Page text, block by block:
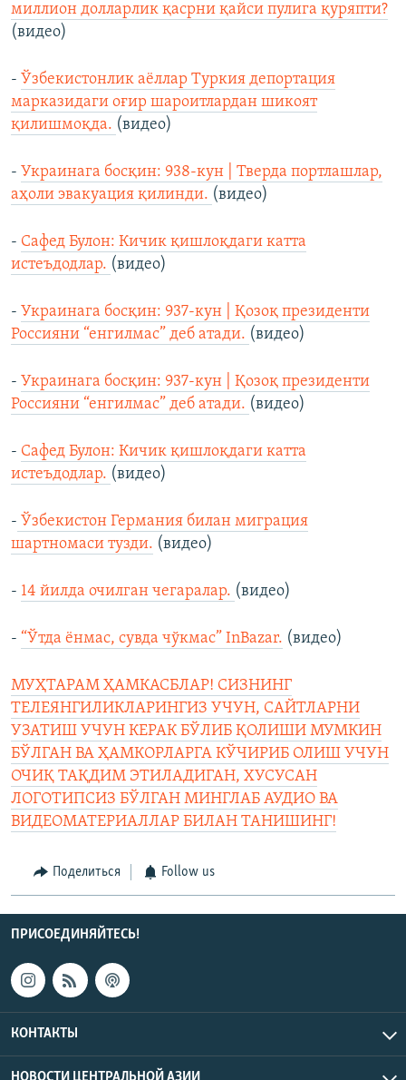
миллион долларлик қасрни қайси пулига қуряпти?
(видео)
- Ўзбекистонлик аёллар Туркия депортация
марказидаги оғир шароитлардан шикоят
қилишмоқда. (видео)
- Украинага босқин: 938-кун | Тверда портлашлар,
аҳоли эвакуация қилинди. (видео)
- Сафед Булон: Кичик қишлоқдаги катта
истеъдодлар. (видео)
- Украинага босқин: 937-кун | Қозоқ президенти
Россияни “енгилмас” деб атади. (видео)
- Украинага босқин: 937-кун | Қозоқ президенти
Россияни “енгилмас” деб атади. (видео)
- Сафед Булон: Кичик қишлоқдаги катта
истеъдодлар. (видео)
- Ўзбекистон Германия билан миграция
шартномаси тузди. (видео)
- 14 йилда очилган чeгаралар. (видео)
- “Ўтда ёнмас, сувда чўкмас” InBazar. (видео)
МУҲТАРАМ ҲАМКАСБЛАР! СИЗНИНГ
ТЕЛЕЯНГИЛИКЛАРИНГИЗ УЧУН, САЙТЛАРНИ
УЗАТИШ УЧУН КЕРАК БЎЛИБ ҚОЛИШИ МУМКИН
БЎЛГАН ВА ҲАМКОРЛАРГА КЎЧИРИБ ОЛИШ УЧУН
ОЧИҚ ТАҚДИМ ЭТИЛАДИГАН, ХУСУСАН
ЛОГОТИПСИЗ БЎЛГАН МИНГЛАБ АУДИО ВА
ВИДЕОМАТЕРИАЛЛАР БИЛАН ТАНИШИНГ!
Поделиться Follow us
ПРИСОЕДИНЯЙТЕСЬ!
КОНТАКТЫ